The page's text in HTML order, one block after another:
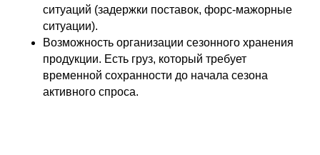
ситуаций (задержки поставок, форс-мажорные
ситуации).
Возможность организации сезонного хранения
продукции. Есть груз, который требует
временной сохранности до начала сезона
активного спроса.